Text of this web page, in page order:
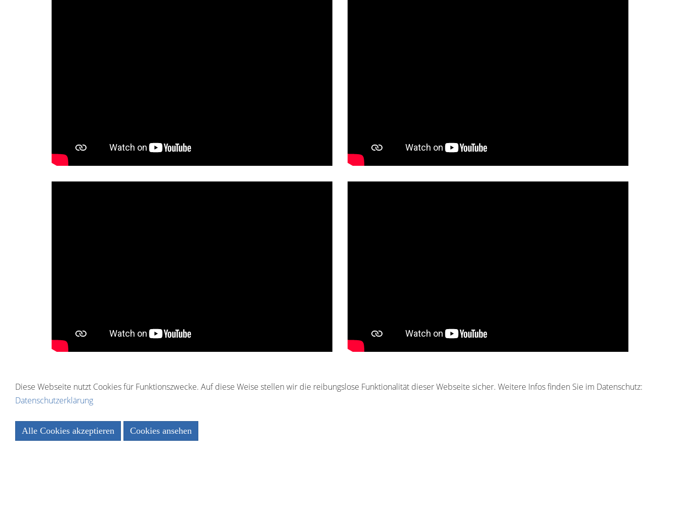
Diese Webseite nutzt Cookies für Funktionszwecke. Auf diese Weise stellen wir die reibungslose Funktionalität dieser Webseite sicher. Weitere Infos finden Sie im Datenschutz:
Datenschutzerklärung
Alle Cookies akzeptieren
Cookies ansehen